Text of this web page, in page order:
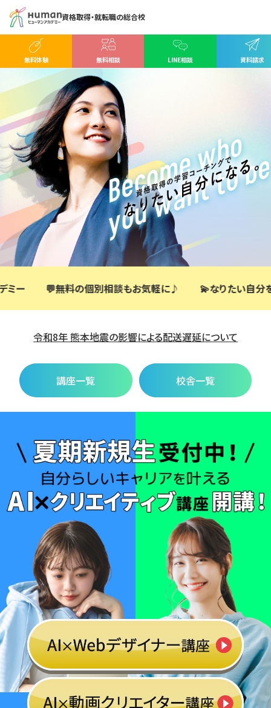
資格取得・就転職の総合校
無料体験 無料相談 LINE相談 資料請求
💫なりたい自分を本気で考えてみませんか？ 💯学習コー
令和8年 熊本地震の影響による配送遅延について
講座一覧 校舎一覧